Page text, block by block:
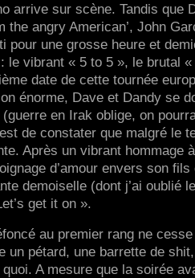
arrive sur scène. Tandis que
the angry American’, John
pour une grosse heure et
vibrant « 5 to 5 », le brutal
date de cette tournée
énorme, Dave et Dandy se
en Irak oblige, on
de constater que malgré le
Après un vibrant hommage
d’amour envers son
demoiselle (dont j’ai oublié
get it on ».
au premier rang ne
un pétard, une barrette de
A mesure que la soirée